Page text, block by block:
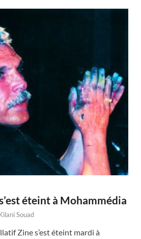
éteint à Mohammédia
Souad
Zine s’est éteint mardi à